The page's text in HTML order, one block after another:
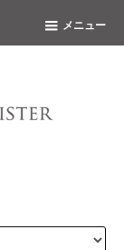
メニュー